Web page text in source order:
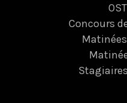
Concours